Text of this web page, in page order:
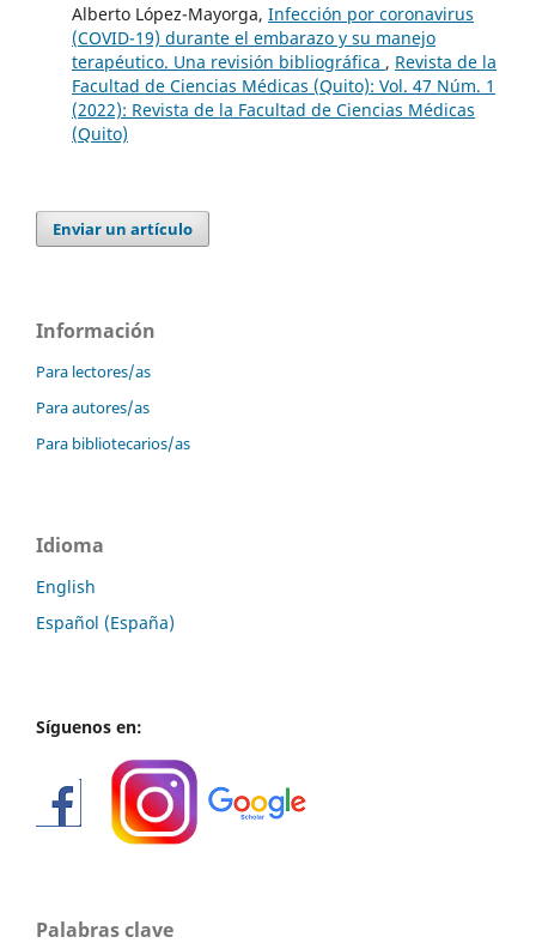
Alberto López-Mayorga, Infección por coronavirus
(COVID-19) durante el embarazo y su manejo
terapéutico. Una revisión bibliográfica , Revista de la
Facultad de Ciencias Médicas (Quito): Vol. 47 Núm. 1
(2022): Revista de la Facultad de Ciencias Médicas
(Quito)
Enviar un artículo
Información
Para lectores/as
Para autores/as
Para bibliotecarios/as
Idioma
English
Español (España)
Síguenos en:
Palabras clave